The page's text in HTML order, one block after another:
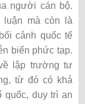
người cán bộ.
mà còn là
cảnh quốc tế
biến phức tạp.
lập trường tư
từ đó có khả
quốc, duy trì an